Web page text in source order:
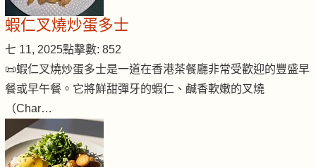
蝦仁叉燒炒蛋多士
七 11, 2025點擊數: 852
📜蝦仁叉燒炒蛋多士是一道在香港茶餐廳非常受歡迎的豐盛早
餐或早午餐。它將鮮甜彈牙的蝦仁、鹹香軟嫩的叉燒
（Char…